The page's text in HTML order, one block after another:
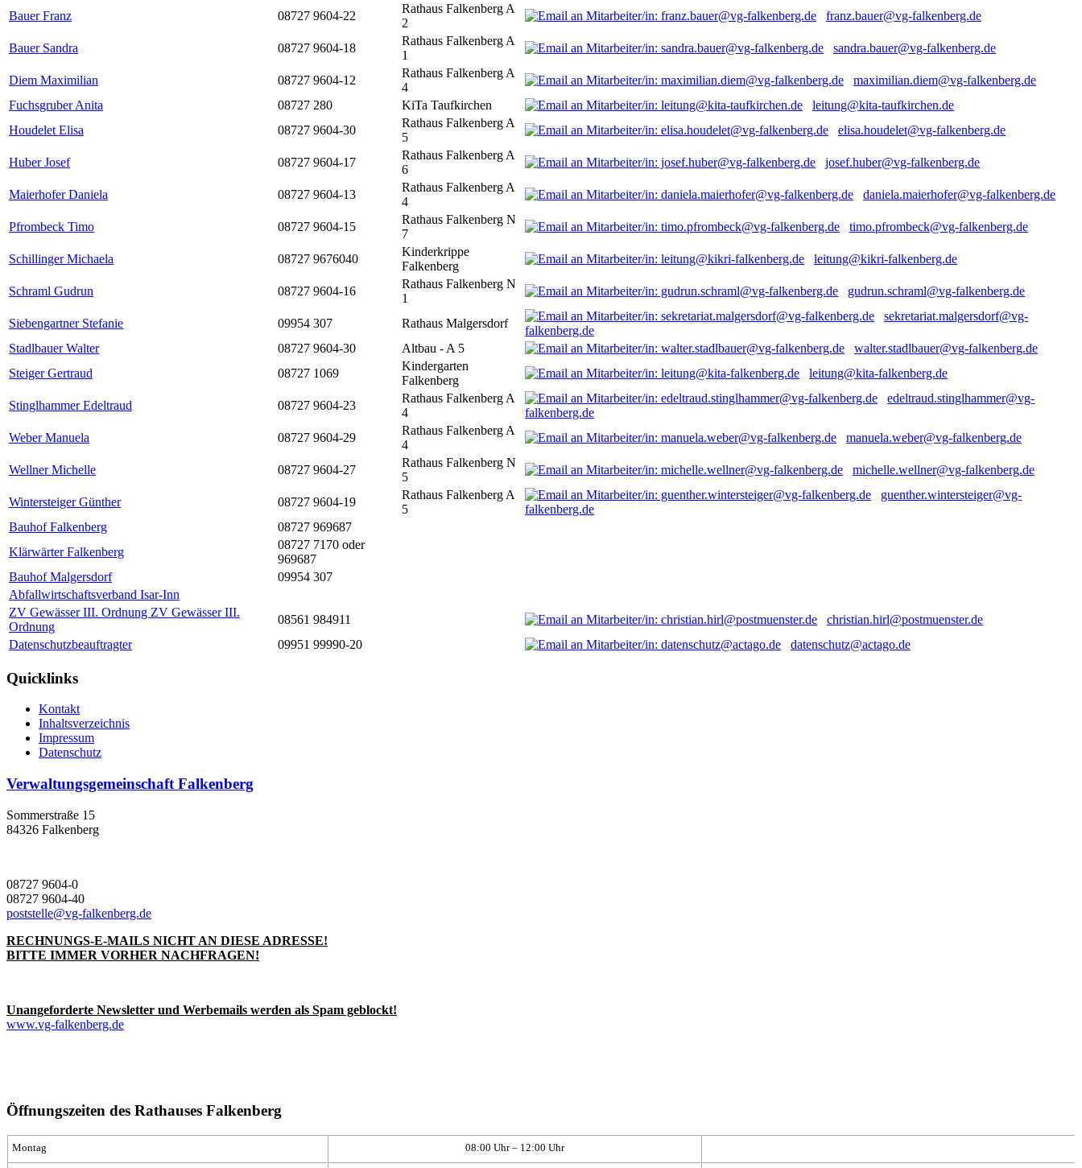
Bauer Franz 08727 9604-22
Rathaus Falkenberg A
2
franz.bauer@vg-falkenberg.de
Bauer Sandra 08727 9604-18
Rathaus Falkenberg A
1
sandra.bauer@vg-falkenberg.de
Diem Maximilian 08727 9604-12
Rathaus Falkenberg A
4
maximilian.diem@vg-falkenberg.de
Fuchsgruber Anita
08727 280 KiTa Taufkirchen
leitung@kita-taufkirchen.de
Houdelet Elisa
08727 9604-30
Rathaus Falkenberg A
5
elisa.houdelet@vg-falkenberg.de
Huber Josef 08727 9604-17
Rathaus Falkenberg A
6
josef.huber@vg-falkenberg.de
Maierhofer Daniela 08727 9604-13
Rathaus Falkenberg A
4
daniela.maierhofer@vg-falkenberg.de
Pfrombeck Timo 08727 9604-15
Rathaus Falkenberg N
7
timo.pfrombeck@vg-falkenberg.de
Schillinger Michaela 08727 9676040
Kinderkrippe
Falkenberg
leitung@kikri-falkenberg.de
Schraml Gudrun 08727 9604-16
Rathaus Falkenberg N
1
gudrun.schraml@vg-falkenberg.de
Siebengartner Stefanie 09954 307 Rathaus Malgersdorf
sekretariat.malgersdorf@vg-
falkenberg.de
Stadlbauer Walter
08727 9604-30 Altbau - A 5
walter.stadlbauer@vg-falkenberg.de
Steiger Gertraud
08727 1069
Kindergarten
Falkenberg
leitung@kita-falkenberg.de
Stinglhammer Edeltraud 08727 9604-23
Rathaus Falkenberg A
4
edeltraud.stinglhammer@vg-
falkenberg.de
Weber Manuela
08727 9604-29
Rathaus Falkenberg A
4
manuela.weber@vg-falkenberg.de
Wellner Michelle 08727 9604-27
Rathaus Falkenberg N
5
michelle.wellner@vg-falkenberg.de
Wintersteiger Günther 08727 9604-19
Rathaus Falkenberg A
5
guenther.wintersteiger@vg-
falkenberg.de
Bauhof Falkenberg
08727 969687
Klärwärter Falkenberg
08727 7170 oder
969687
Bauhof Malgersdorf
09954 307
Abfallwirtschaftsverband Isar-Inn
ZV Gewässer III. Ordnung ZV Gewässer III.
Ordnung
08561 984911
christian.hirl@postmuenster.de
Datenschutzbeauftragter
09951 99990-20 datenschutz@actago.de
Quicklinks
Kontakt
Inhaltsverzeichnis
Impressum
Datenschutz
Verwaltungsgemeinschaft Falkenberg
Sommerstraße 15
84326 Falkenberg
08727 9604-0
08727 9604-40
poststelle@vg-falkenberg.de
RECHNUNGS-E-MAILS NICHT AN DIESE ADRESSE!
BITTE IMMER VORHER NACHFRAGEN!
Unangeforderte Newsletter und Werbemails werden als Spam geblockt!
www.vg-falkenberg.de
Öffnungszeiten des Rathauses Falkenberg
Montag 08:00 Uhr – 12:00 Uhr